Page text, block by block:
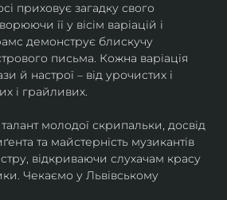
приховує загадку свого
її у вісім варіацій і
демонструє блискучу
письма. Кожна варіація
й настрої – від урочистих і
і грайливих.
молодої скрипальки, досвід
та майстерність музикантів
відкриваючи слухачам красу
Чекаємо у Львівському